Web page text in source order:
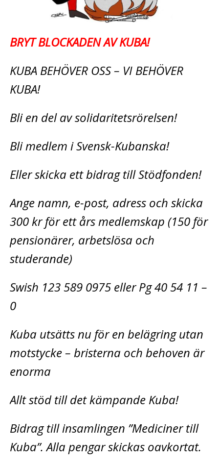
BRYT BLOCKADEN AV KUBA!
KUBA BEHÖVER OSS – VI BEHÖVER
KUBA!
Bli en del av solidaritetsrörelsen!
Bli medlem i Svensk-Kubanska!
Eller skicka ett bidrag till Stödfonden!
Ange namn, e-post, adress och skicka
300 kr för ett års medlemskap (150 för
pensionärer, arbetslösa och
studerande)
Swish 123 589 0975 eller Pg 40 54 11 –
0
Kuba utsätts nu för en belägring utan
motstycke – bristerna och behoven är
enorma
Allt stöd till det kämpande Kuba!
Bidrag till insamlingen ”Mediciner till
Kuba”. Alla pengar skickas oavkortat.